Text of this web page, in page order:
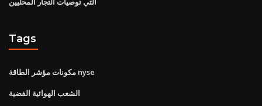
Tags
مكونات مؤشر الطاقة nyse
الشعب الهوائية الفضية